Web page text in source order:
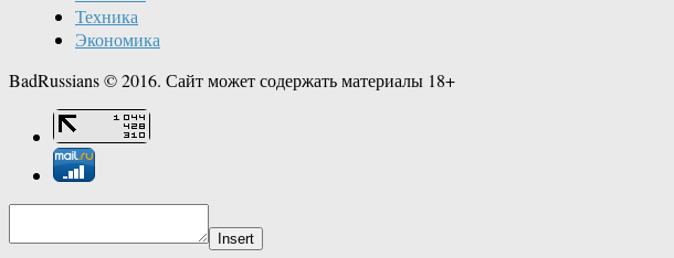
Техника
Экономика
BadRussians © 2016. Сайт может содержать материалы 18+
Insert